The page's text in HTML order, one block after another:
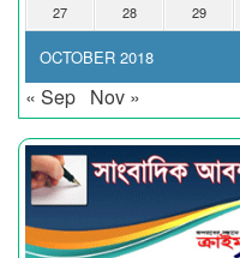
OCTOBER 2018
27
28 29
« Sep Nov »